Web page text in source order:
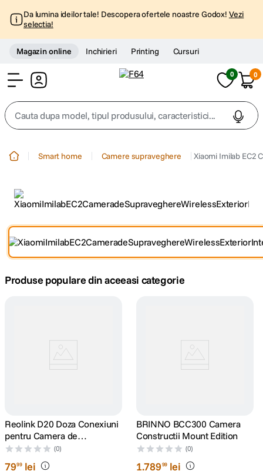
Da lumina ideilor tale! Descopera ofertele noastre Godox! Vezi
selectia!
Magazin online Inchirieri Printing Cursuri
0 0
Cauta dupa model, tipul produsului, caracteristici...
2. trepied
4. peak design
canon sx740 hs
card memorie
dji mic mini
. insta 360
Smart home Camere supraveghere Xiaomi Imilab EC2
Produse populare din aceeasi categorie
Reolink D20 Doza Conexiuni
pentru Camera de
Supraveghere Reolink
(0)
7999 lei
BRINNO BCC300 Camera
Constructii Mount Edition
(0)
1.78999 lei